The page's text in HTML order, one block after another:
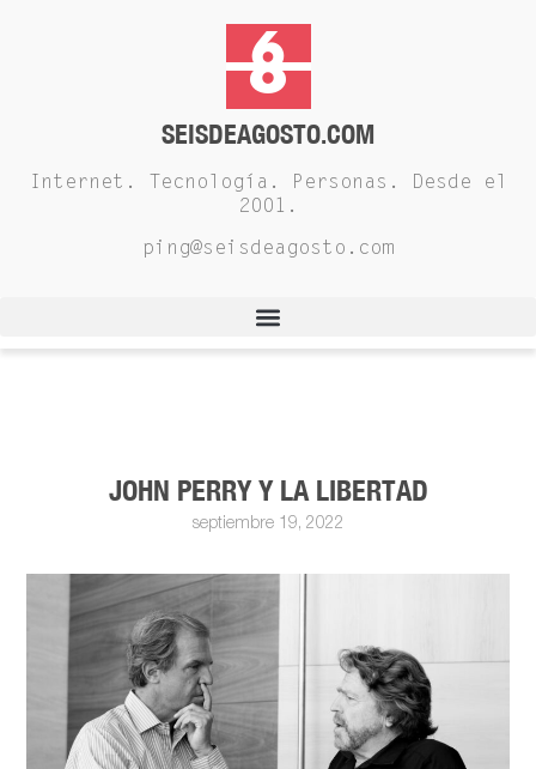
SEISDEAGOSTO.COM
Internet. Tecnología. Personas. Desde el
2001.
ping@seisdeagosto.com
JOHN PERRY Y LA LIBERTAD
septiembre 19, 2022